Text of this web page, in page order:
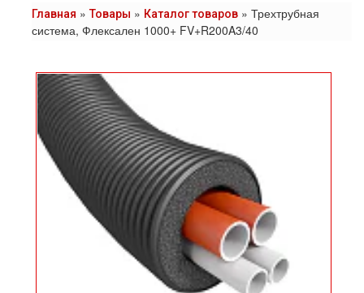
Главная »Товары » Каталог товаров » Трехтрубная
система, Флексален 1000+ FV+R200A3/40